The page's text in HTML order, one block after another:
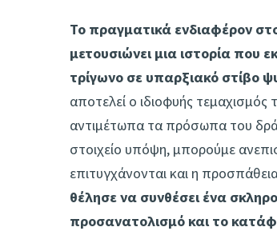
Το πραγματικά ενδιαφέρον
μετουσιώνει μια ιστορία που
τρίγωνο σε υπαρξιακό στίβο
αποτελεί ο ιδιοφυής
αντιμέτωπα τα πρόσωπα του
στοιχείο υπόψη, μπορούμε
επιτυγχάνονται και η
θέλησε να συνθέσει ένα
προσανατολισμό και το